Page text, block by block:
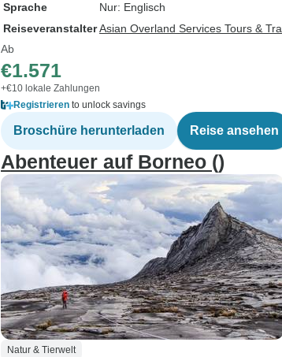
Sprache
Nur: Englisch
ReiseveranstalterAsian Overland Services Tours &
Ab
€1.571
+€10 lokale Zahlungen
Registrieren to unlock savings
Broschüre herunterladen Reise ansehen
Abenteuer auf Borneo ()
Natur & Tierwelt